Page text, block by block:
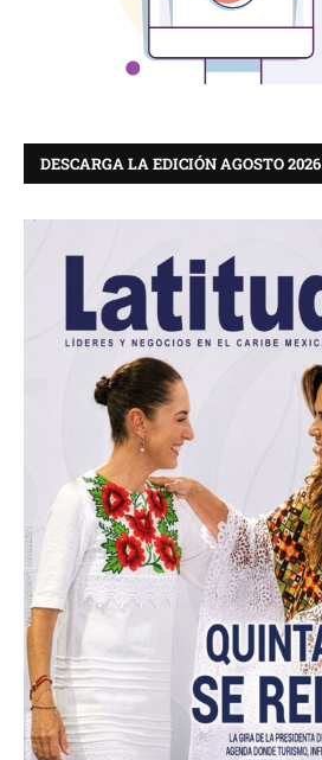
DESCARGA LA EDICIÓN AGOSTO 2026